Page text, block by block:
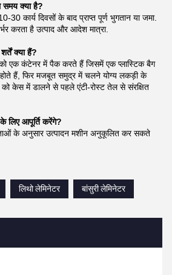
समय क्या है?
कार्य दिवसों के बाद प्राप्त पूर्ण भुगतान या जमा.
करता है उत्पाद और आदेश मात्रा.
क्या हैं?
एक कंटेनर में पैक करते हैं जिसमें एक प्लास्टिक बैग
हैं, फिर मजबूत समुद्र में चलने योग्य लकड़ी के
केस में डालने से पहले एंटी-रोस्ट तेल से संरक्षित
लिए आपूर्ति करेंगे?
के अनुसार उत्पादन मशीन अनुकूलित कर सकते
लिथो लेमिनेटर बांसुरी लेमिनेटर